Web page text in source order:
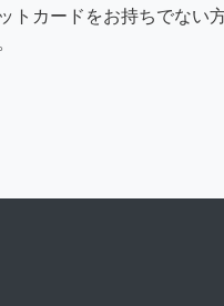
トカードをお持ちでない